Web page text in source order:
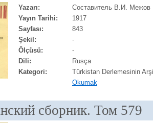
Yazarı:
Составитель В.И. Межов
Yayın Tarihi:
1917
Sayfası:
843
Şekil:
-
Ölçüsü:
-
Dili:
Rusça
Kategori:
Türkistan Derlemesinin
Okumak
сборник. Том 579